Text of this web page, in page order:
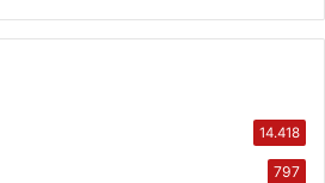
14.418
797